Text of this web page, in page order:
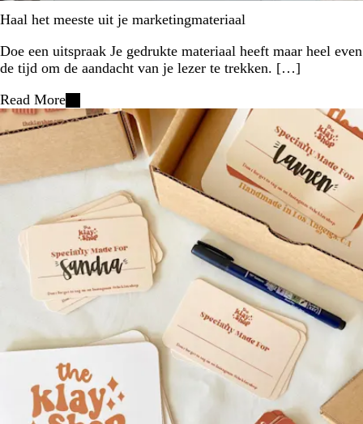
Haal het meeste uit je marketingmateriaal
Doe een uitspraak Je gedrukte materiaal heeft maar heel even
de tijd om de aandacht van je lezer te trekken. […]
Read More